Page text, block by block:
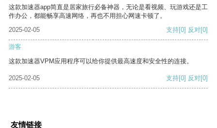
这款加速器app简直是居家旅行必备神器，无论是看视频、玩游戏还是工
作办公，都能畅享高速网络，再也不用担心网速卡顿了。
2025-02-05
支持[0] 反对[0]
游客
这款加速器VPM应用程序可以给你提供最高速度和安全性的连接。
2025-02-05 支持[0] 反对[0]
友情链接